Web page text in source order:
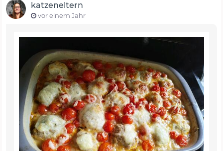
katzeneltern
vor einem Jahr